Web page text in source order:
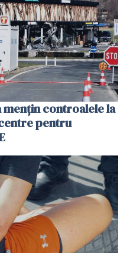
mențin controalele la
pentru